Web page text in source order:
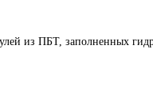
из ПБТ, заполненных